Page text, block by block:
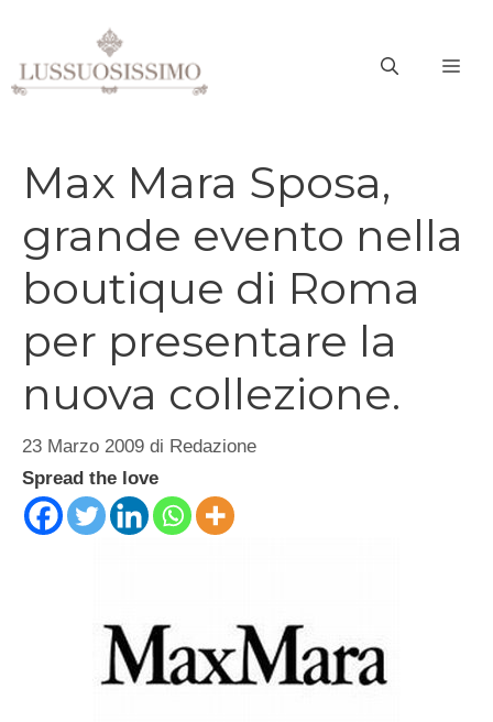
contenuto
Max Mara Sposa,
grande evento nella
boutique di Roma
per presentare la
nuova collezione.
23 Marzo 2009 di Redazione
Spread the love